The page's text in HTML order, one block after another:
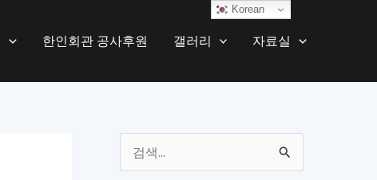
한인회관 공사후원 갤러리 자료실
색
Korean